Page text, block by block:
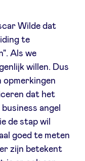
Wilde dat
te
Als we
willen. Dus
opmerkingen
dat het
angel
de stap wil
goed te meten
zijn betekent